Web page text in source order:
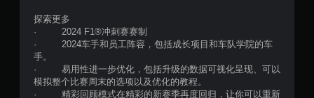
探索更多
· 2024 F1®冲刺赛赛制
· 2024车手和员工阵容，包括成长项目和车队学院的车
手。
· 易用性进一步优化，包括升级的数据可视化呈现、可以
模拟整个比赛周末的选项以及优化的教程。
· 精彩回顾模式在精彩的新赛季再度回归，让你可以重新